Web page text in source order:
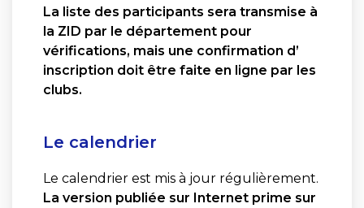
La liste des participants sera transmise à
la ZID par le département pour
vérifications, mais une confirmation d’
inscription doit être faite en ligne par les
clubs.
Le calendrier
Le calendrier est mis à jour régulièrement.
La version publiée sur Internet prime sur